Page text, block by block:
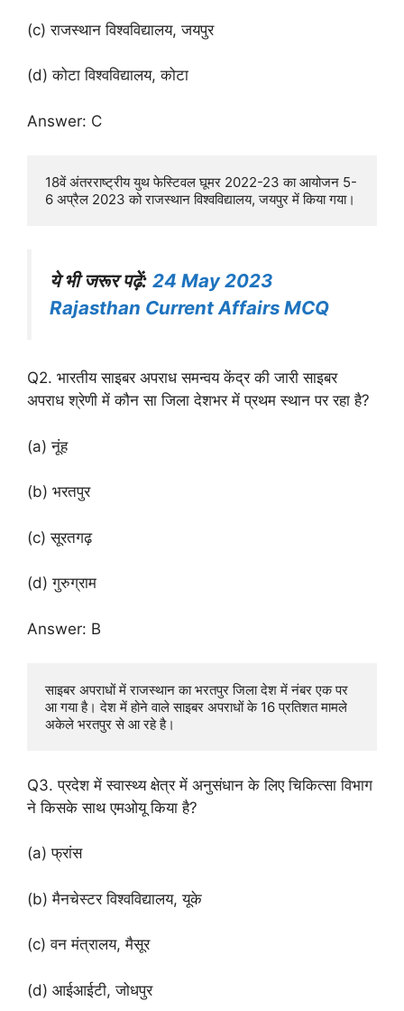
(c) राजस्थान विश्वविद्यालय, जयपुर
(d) कोटा विश्वविद्यालय, कोटा
Answer: C
18वें अंतरराष्ट्रीय युथ फेस्टिवल घूमर 2022-23 का आयोजन 5-
6 अप्रैल 2023 को राजस्थान विश्वविद्यालय, जयपुर में किया गया।
ये भी जरूर पढ़ें: 24 May 2023
Rajasthan Current Affairs MCQ
Q2. भारतीय साइबर अपराध समन्वय केंद्र की जारी साइबर
अपराध श्रेणी में कौन सा जिला देशभर में प्रथम स्थान पर रहा है?
(a) नूंह
(b) भरतपुर
(c) सूरतगढ़
(d) गुरुग्राम
Answer: B
साइबर अपराधों में राजस्थान का भरतपुर जिला देश में नंबर एक पर
आ गया है। देश में होने वाले साइबर अपराधों के 16 प्रतिशत मामले
अकेले भरतपुर से आ रहे है।
Q3. प्रदेश में स्वास्थ्य क्षेत्र में अनुसंधान के लिए चिकित्सा विभाग
ने किसके साथ एमओयू किया है?
(a) फ्रांस
(b) मैनचेस्टर विश्वविद्यालय, यूके
(c) वन मंत्रालय, मैसूर
(d) आईआईटी, जोधपुर